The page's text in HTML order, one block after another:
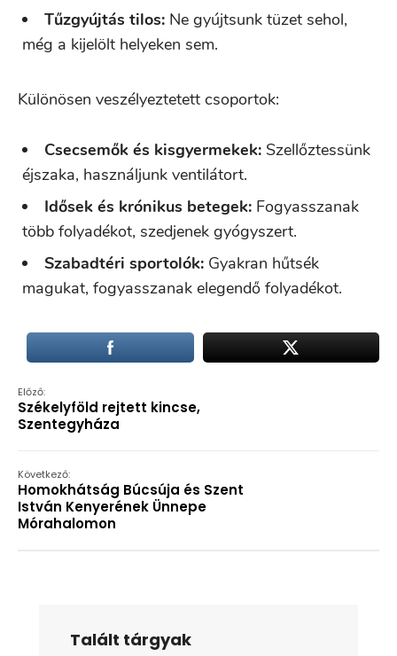
Tűzgyújtás tilos: Ne gyújtsunk tüzet sehol,
még a kijelölt helyeken sem.
Különösen veszélyeztetett csoportok:
Csecsemők és kisgyermekek: Szellőztessünk
éjszaka, használjunk ventilátort.
Idősek és krónikus betegek: Fogyasszanak
több folyadékot, szedjenek gyógyszert.
Szabadtéri sportolók: Gyakran hűtsék
magukat, fogyasszanak elegendő folyadékot.
Előző:
Székelyföld rejtett kincse,
Szentegyháza
Következő:
Homokhátság Búcsúja és Szent
István Kenyerének Ünnepe
Mórahalomon
Talált tárgyak